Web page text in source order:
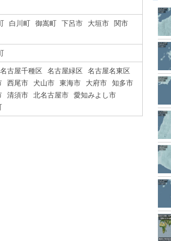
白川町 御嵩町 下呂市 大垣市
関市
名古屋千種区 名古屋緑区
名古屋名東区
西尾市 犬山市 東海市 大府市
知多市
清須市 北名古屋市
愛知みよし市